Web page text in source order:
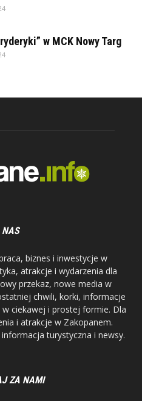
w MCK Nowy Targ
NAS
biznes i inwestycje w
atrakcje i wydarzenia dla
przekaz, nowe media w
chwili, korki, informacje
ciekawej i prostej formie. Dla
i atrakcje w Zakopanem.
turystyczna i newsy.
ZA NAMI